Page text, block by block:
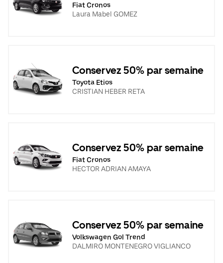
Fiat Cronos
Laura Mabel GOMEZ
Conservez 50% par semaine
Toyota Etios
CRISTIAN HEBER RETA
Conservez 50% par semaine
Fiat Cronos
HECTOR ADRIAN AMAYA
Conservez 50% par semaine
Volkswagen Gol Trend
DALMIRO MONTENEGRO VIGLIANCO